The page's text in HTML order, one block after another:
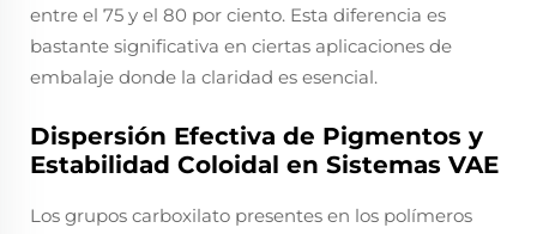
entre el 75 y el 80 por ciento. Esta diferencia es
bastante significativa en ciertas aplicaciones de
embalaje donde la claridad es esencial.
Dispersión Efectiva de Pigmentos y
Estabilidad Coloidal en Sistemas VAE
Los grupos carboxilato presentes en los polímeros